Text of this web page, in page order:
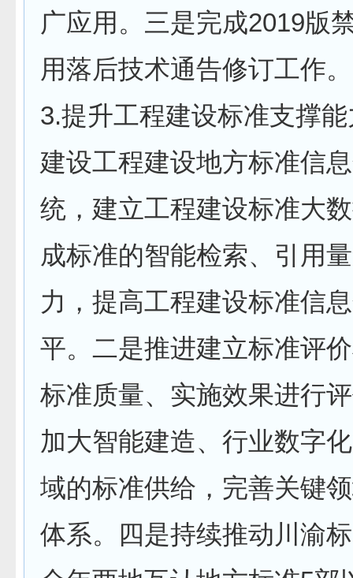
广应用。三是完成2019版
用落后技术通告修订工作。
3.提升工程建设标准支撑
建设工程建设地方标准信
统，建立工程建设标准大
成标准的智能检索、引用
力，提高工程建设标准信
平。二是推进建立标准评
标准质量、实施效果进行
加大智能建造、行业数字
域的标准供给，完善关键
体系。四是持续推动川渝